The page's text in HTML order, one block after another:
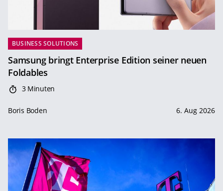
BUSINESS SOLUTIONS
Samsung bringt Enterprise Edition seiner neuen
Foldables
3 Minuten
Boris Boden 6. Aug 2026